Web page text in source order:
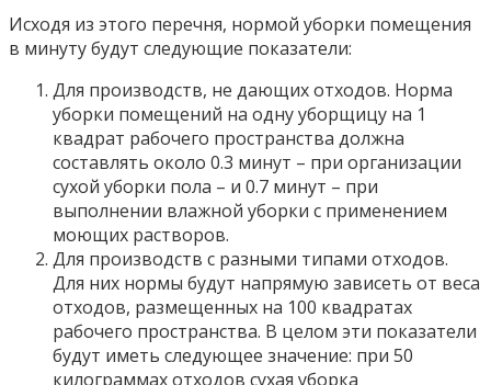
Исходя из этого перечня, нормой уборки помещения
в минуту будут следующие показатели:
Для производств, не дающих отходов. Норма
уборки помещений на одну уборщицу на 1
квадрат рабочего пространства должна
составлять около 0.3 минут – при организации
сухой уборки пола – и 0.7 минут – при
выполнении влажной уборки с применением
моющих растворов.
Для производств с разными типами отходов.
Для них нормы будут напрямую зависеть от веса
отходов, размещенных на 100 квадратах
рабочего пространства. В целом эти показатели
будут иметь следующее значение: при 50
килограммах отходов сухая уборка